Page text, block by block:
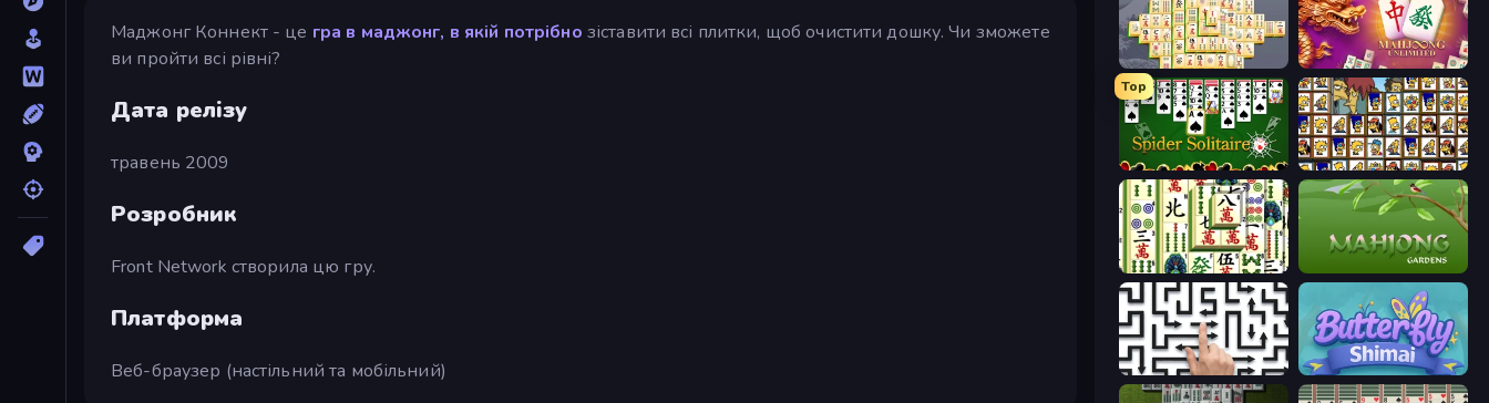
Маджонг Коннект - це гра в маджонг, в якій потрібно зіставити всі плитки, щоб очистити дошку. Чи зможете
ви пройти всі рівні?
Дата релізу
травень 2009
Розробник
Front Network створила цю гру.
Платформа
Веб-браузер (настільний та мобільний)
Mahjong Online Mahjong Unlimited
Top
Spider Solitaire Tiles of the Simpsons
Mahjong Shanghai Mahjong Gardens
Arrow Escape: Puzzle Butterfly Shimai